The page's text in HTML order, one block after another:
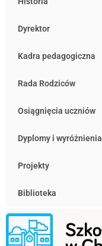
Dyrektor
Kadra pedagogiczna
Rada Rodziców
Osiągnięcia uczniów
Dyplomy i wyróżnienia
Projekty
Biblioteka